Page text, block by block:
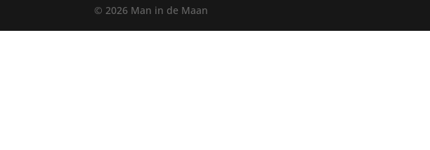
© 2026 Man in de Maan